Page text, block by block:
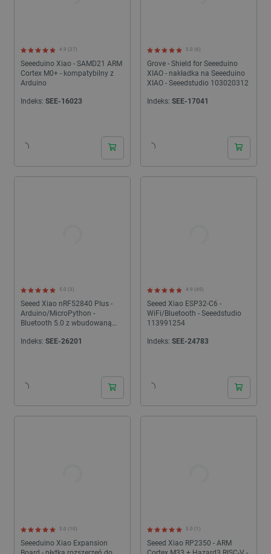
Seeeduino Xiao - SAMD21 ARM
Cortex M0+ - kompatybilny z
Arduino
4.9 (27)
Indeks: SEE-16023
Grove - Shield for Seeeduino
XIAO - nakładka na Seeeduino
XIAO - Seeedstudio 103020312
5.0 (6)
Indeks: SEE-17041
Seeed Xiao nRF52840 Plus -
Arduino/MicroPython -
Bluetooth 5.0 z wbudowaną
102010672
5.0 (3)
Indeks: SEE-26201
Seeed Xiao ESP32-C6 -
WiFi/Bluetooth - Seeedstudio
113991254
4.9 (45)
Indeks: SEE-24783
Seeeduino Xiao Expansion
5.0 (10)
Seeed Xiao RP2350 - ARM
5.0 (1)